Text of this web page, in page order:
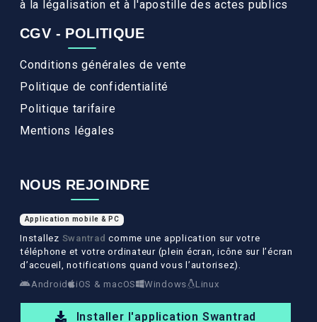
à la légalisation et à l'apostille des actes publics
CGV - POLITIQUE
Conditions générales de vente
Politique de confidentialité
Politique tarifaire
Mentions légales
NOUS REJOINDRE
Application mobile & PC
Installez Swantrad comme une application sur votre
téléphone et votre ordinateur (plein écran, icône sur l’écran
d’accueil, notifications quand vous l’autorisez).
Android
iOS & macOS Windows Linux
Installer l'application Swantrad